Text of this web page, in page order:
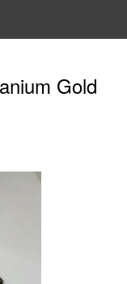
Gold